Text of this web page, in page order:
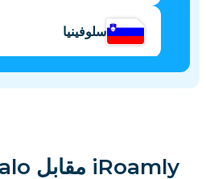
سلوفينيا
iRoamly مقابل Airalo و Holafly